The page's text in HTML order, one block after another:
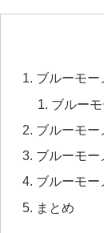
ブルーモー
ブルー
ブルーモー
ブルーモー
ブルーモー
まとめ